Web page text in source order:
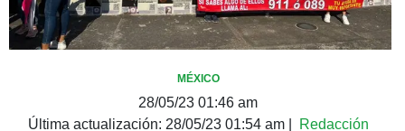
MÉXICO
28/05/23 01:46 am
Última actualización: 28/05/23 01:54 am| Redacción